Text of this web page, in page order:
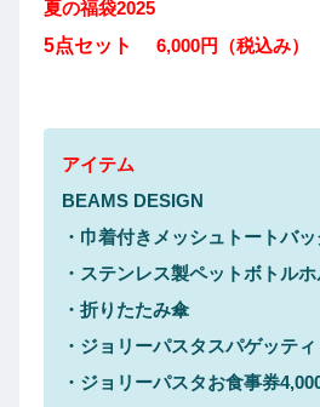
夏の福袋2025
5点セット 6,000円（税込み）
アイテム
BEAMS DESIGN
・巾着付きメッシュトートバ
・ステンレス製ペットボトル
・折りたたみ傘
・ジョリーパスタスパゲッティ
・ジョリーパスタお食事券